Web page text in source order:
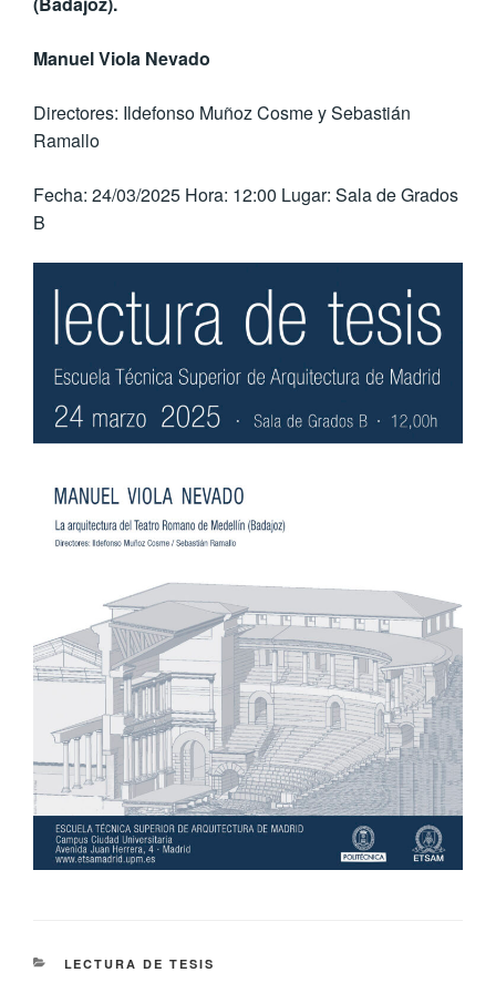
Manuel Viola Nevado
Directores: Ildefonso Muñoz Cosme y Sebastián
Ramallo
Fecha: 24/03/2025 Hora: 12:00 Lugar: Sala de Grados
B
CATEGORIES
LECTURA DE TESIS